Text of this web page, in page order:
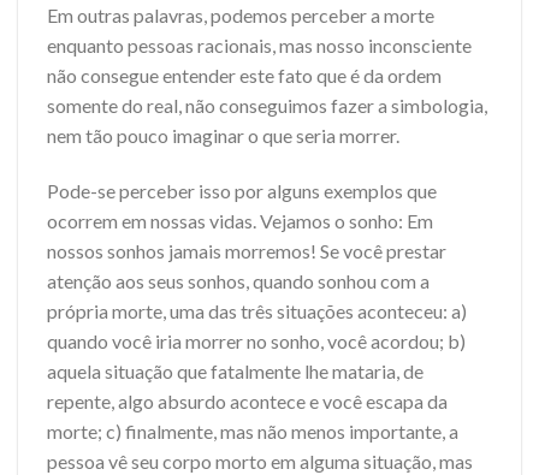
Em outras palavras, podemos perceber a morte
enquanto pessoas racionais, mas nosso inconsciente
não consegue entender este fato que é da ordem
somente do real, não conseguimos fazer a simbologia,
nem tão pouco imaginar o que seria morrer.
Pode-se perceber isso por alguns exemplos que
ocorrem em nossas vidas. Vejamos o sonho: Em
nossos sonhos jamais morremos! Se você prestar
atenção aos seus sonhos, quando sonhou com a
própria morte, uma das três situações aconteceu: a)
quando você iria morrer no sonho, você acordou; b)
aquela situação que fatalmente lhe mataria, de
repente, algo absurdo acontece e você escapa da
morte; c) finalmente, mas não menos importante, a
pessoa vê seu corpo morto em alguma situação, mas